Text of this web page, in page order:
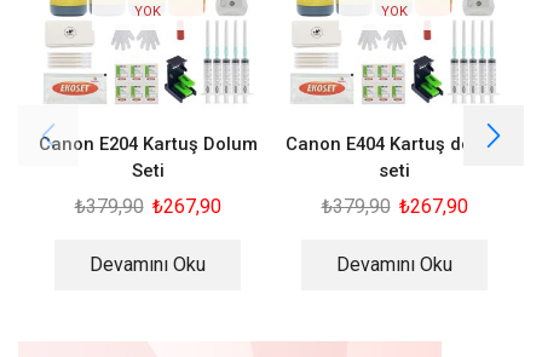
YOK
Canon E204 Kartuş Dolum
Seti
₺379,90 ₺267,90
Devamını Oku
YOK
Canon E404 Kartuş dolum
seti
₺379,90 ₺267,90
Devamını Oku